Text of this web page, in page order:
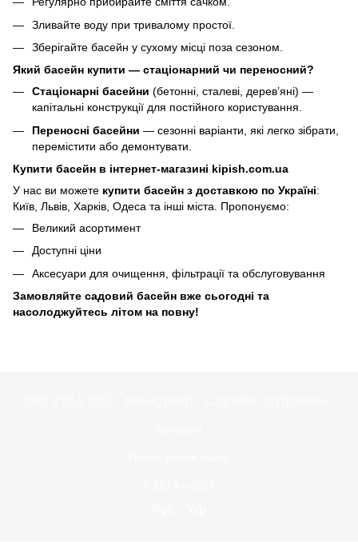
Зливайте воду при тривалому простої.
Зберігайте басейн у сухому місці поза сезоном.
Який басейн купити — стаціонарний чи переносний?
Стаціонарні басейни (бетонні, сталеві, дерев’яні) —
капітальні конструкції для постійного користування.
Переносні басейни — сезонні варіанти, які легко зібрати,
перемістити або демонтувати.
Купити басейн в інтернет-магазині kipish.com.ua
У нас ви можете купити басейн з доставкою по Україні:
Київ, Львів, Харків, Одеса та інші міста. Пропонуємо:
Великий асортимент
Доступні ціни
Аксесуари для очищення, фільтрації та обслуговування
Замовляйте садовий басейн вже сьогодні та
насолоджуйтесь літом на повну!